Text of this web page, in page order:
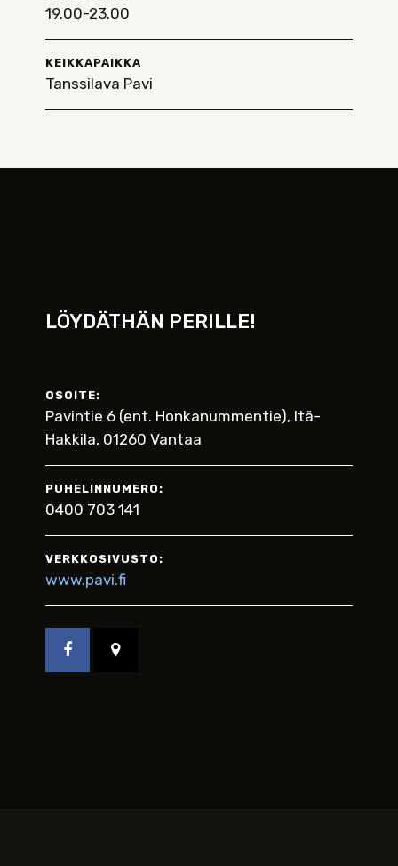
19.00-23.00
KEIKKAPAIKKA
Tanssilava Pavi
LÖYDÄTHÄN PERILLE!
OSOITE:
Pavintie 6 (ent. Honkanummentie), Itä-
Hakkila, 01260 Vantaa
PUHELINNUMERO:
0400 703 141
VERKKOSIVUSTO:
www.pavi.fi